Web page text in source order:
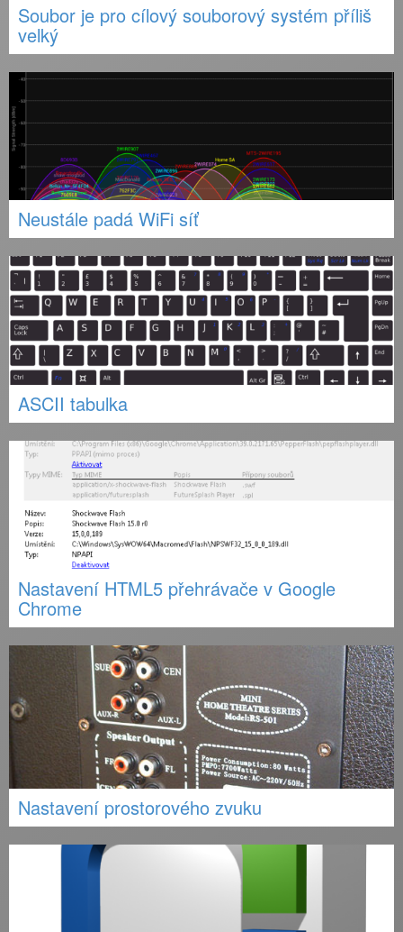
Soubor je pro cílový souborový systém příliš
velký
Neustále padá WiFi síť
ASCII tabulka
Nastavení HTML5 přehrávače v Google
Chrome
Nastavení prostorového zvuku